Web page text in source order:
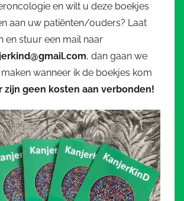
en wilt u deze boekjes
aan uw patiënten/ouders? Laat
en stuur een mail naar
, dan gaan we
wanneer ik de boekjes kom
zijn geen kosten aan verbonden!